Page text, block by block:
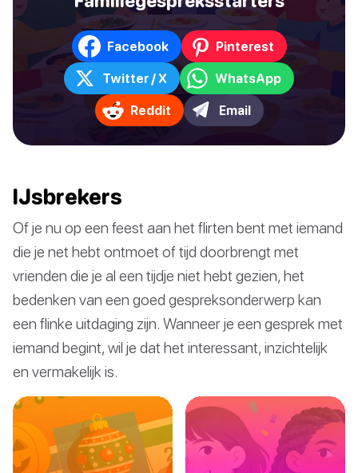
Facebook Pinterest
Twitter / X WhatsApp
Reddit Email
IJsbrekers
Of je nu op een feest aan het flirten bent met iemand
die je net hebt ontmoet of tijd doorbrengt met
vrienden die je al een tijdje niet hebt gezien, het
bedenken van een goed gespreksonderwerp kan
een flinke uitdaging zijn. Wanneer je een gesprek met
iemand begint, wil je dat het interessant, inzichtelijk
en vermakelijk is.